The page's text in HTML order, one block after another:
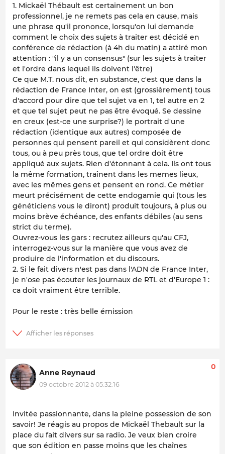
1. Mickaël Thébault est certainement un bon
professionnel, je ne remets pas cela en cause, mais
une phrase qu'il prononce, lorsqu'on lui demande
comment le choix des sujets à traiter est décidé en
conférence de rédaction (à 4h du matin) a attiré mon
attention : "il y a un consensus" (sur les sujets à traiter
et l'ordre dans lequel ils doivent l'être)
Ce que M.T. nous dit, en substance, c'est que dans la
rédaction de France Inter, on est (grossièrement) tous
d'accord pour dire que tel sujet va en 1, tel autre en 2
et que tel sujet peut ne pas être évoqué. Se dessine
en creux (est-ce une surprise?) le portrait d'une
rédaction (identique aux autres) composée de
personnes qui pensent pareil et qui considèrent donc
tous, ou à peu près tous, que tel ordre doit être
appliqué aux sujets. Rien d'étonnant à cela. Ils ont tous
la même formation, traînent dans les memes lieux,
avec les mêmes gens et pensent en rond. Ce métier
meurt précisément de cette endogamie qui (tous les
généticiens vous le diront) produit toujours, à plus ou
moins brève échéance, des enfants débiles (au sens
strict du terme).
Ouvrez-vous les gars : recrutez ailleurs qu'au CFJ,
interrogez-vous sur la manière que vous avez de
produire de l'information et du discours.
2. Si le fait divers n'est pas dans l'ADN de France Inter,
je n'ose pas écouter les journaux de RTL et d'Europe 1 :
ca doit vraiment être terrible.
Pour le reste : très belle émission
Anne Reynaud
09 octobre 2012 à 05:32:16
0
Invitée passionnante, dans la pleine possession de son
savoir! Je réagis au propos de Mickaël Thebault sur la
place du fait divers sur sa radio. Je veux bien croire
que son édition en passe moins que les chaînes